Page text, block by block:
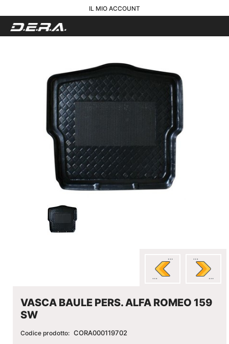
IL MIO ACCOUNT
VASCA BAULE PERS. ALFA ROMEO 159
SW
Codice prodotto: CORA000119702